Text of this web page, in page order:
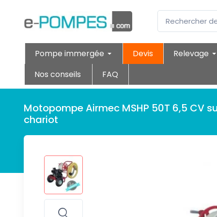
Pompe immergée Devis
Relevage
Nos conseils
FAQ
Motopompe Airmec MSHP 50T 6,5 CV
chariot